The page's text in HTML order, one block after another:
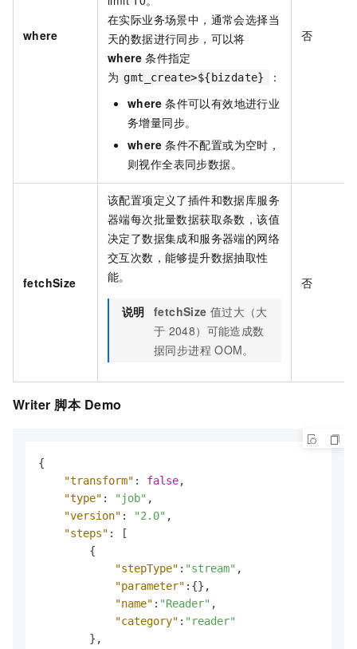
where
在实际业务场景中，通常会选择当
天的数据进行同步，可以将
where 条件指定
为 gmt_create>${bizdate}
：
where 条件可以有效地进行业
务增量同步。
where 条件不配置或为空时，
则视作全表同步数据。
否
fetchSize
该配置项定义了插件和数据库服务
器端每次批量数据获取条数，该值
决定了数据集成和服务器端的网络
交互次数，能够提升数据抽取性
能。
说明 fetchSize 值过大（大
于 2048）可能造成数
据同步进程 OOM。
否
Writer 脚本 Demo
{
"transform" : false,
"type" : "job" ,
"version" : "2.0" ,
"steps" :
[
{
"stepType" : "stream" ,
"parameter" : {} ,
"name" : "Reader" ,
"category" : "reader"
} ,